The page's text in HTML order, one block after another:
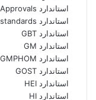
استاندارد FM Approvals
استاندارد gbstandards
استاندارد GBT
استاندارد GM
استاندارد GMPHOM
استاندارد GOST
استاندارد HEI
استاندارد HI